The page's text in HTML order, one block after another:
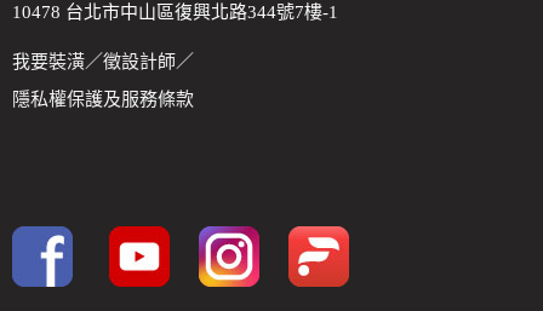
10478 台北市中山區復興北路344號7樓-1
我要裝潢／徵設計師／
隱私權保護及服務條款